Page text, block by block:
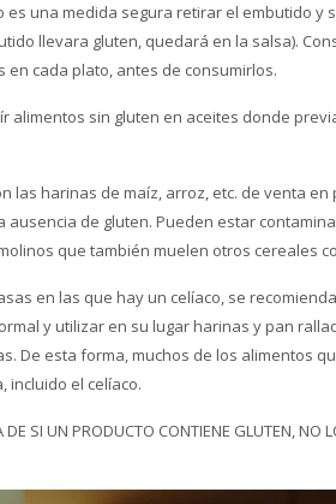
es una medida segura retirar el embutido y
llevara gluten, quedará en la salsa).
en cada plato, antes de consumirlos.
alimentos sin gluten en aceites donde
las harinas de maíz, arroz, etc. de venta
ausencia de gluten. Pueden estar
que también muelen otros cereales
en las que hay un celíaco, se
y utilizar en su lugar harinas y pan
De esta forma, muchos de los alimentos
incluido el celíaco.
DE SI UN PRODUCTO CONTIENE GLUTEN, NO